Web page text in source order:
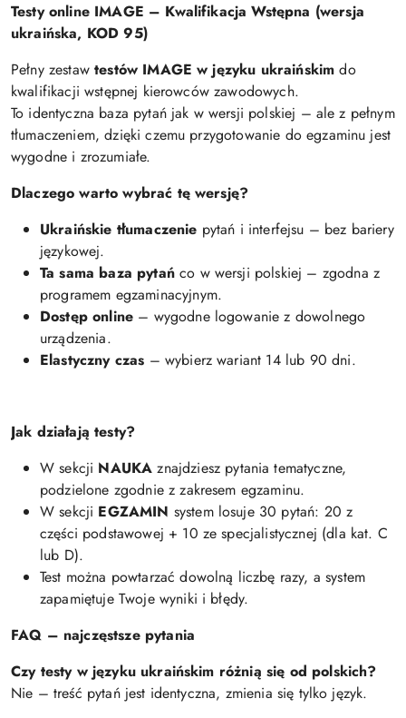
Testy online IMAGE – Kwalifikacja Wstępna (wersja
ukraińska, KOD 95)
Pełny zestawtestów IMAGE w języku ukraińskim do
kwalifikacji wstępnej kierowców zawodowych.
To identyczna baza pytań jak w wersji polskiej – ale z pełnym
tłumaczeniem, dzięki czemu przygotowanie do egzaminu jest
wygodne i zrozumiałe.
Dlaczego warto wybrać tę wersję?
Ukraińskie tłumaczenie pytań i interfejsu – bez bariery
językowej.
Ta sama baza pytańco w wersji polskiej – zgodna z
programem egzaminacyjnym.
Dostęp online – wygodne logowanie z dowolnego
urządzenia.
Elastyczny czas – wybierz wariant 14 lub 90 dni.
Jak działają testy?
W sekcji NAUKA znajdziesz pytania tematyczne,
podzielone zgodnie z zakresem egzaminu.
W sekcji EGZAMIN system losuje 30 pytań: 20 z
części podstawowej + 10 ze specjalistycznej (dla kat. C
lub D).
Test można powtarzać dowolną liczbę razy, a system
zapamiętuje Twoje wyniki i błędy.
FAQ – najczęstsze pytania
Czy testy w języku ukraińskim różnią się od polskich?
Nie – treść pytań jest identyczna, zmienia się tylko język.